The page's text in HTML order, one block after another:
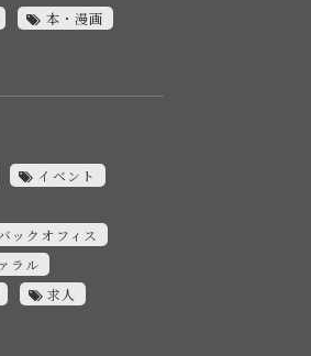
本・漫画
イベント
ックオフィス
ラル
求人